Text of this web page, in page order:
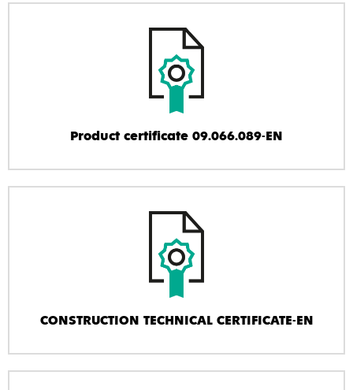
Product certificate 09.066.089-EN
CONSTRUCTION TECHNICAL CERTIFICATE-EN